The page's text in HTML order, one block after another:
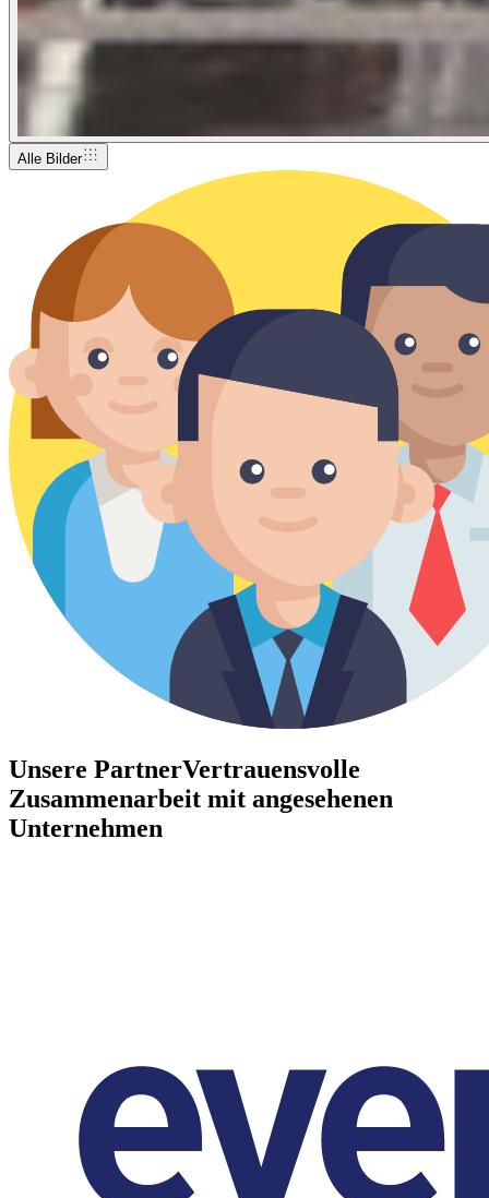
Alle Bilder
Unsere PartnerVertrauensvolle
Zusammenarbeit mit angesehenen
Unternehmen